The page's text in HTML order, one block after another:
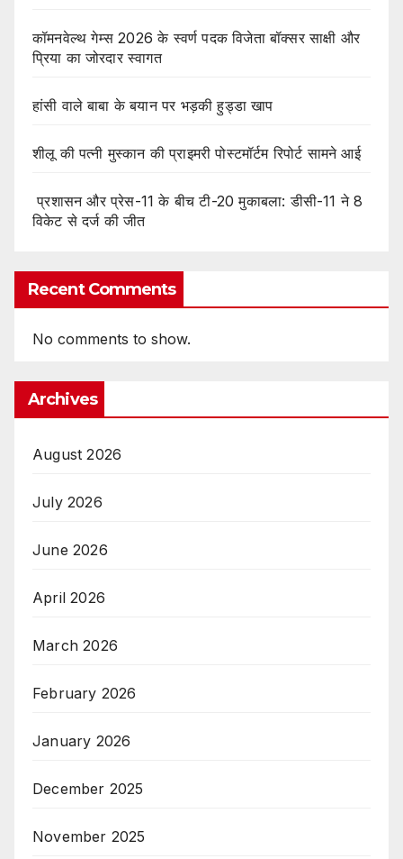
कॉमनवेल्थ गेम्स 2026 के स्वर्ण पदक विजेता बॉक्सर साक्षी और
प्रिया का जोरदार स्वागत
हांसी वाले बाबा के बयान पर भड़की हुड्डा खाप
शीलू की पत्नी मुस्कान की प्राइमरी पोस्टमॉर्टम रिपोर्ट सामने आई
प्रशासन और प्रेस-11 के बीच टी-20 मुकाबला: डीसी-11 ने 8
विकेट से दर्ज की जीत
Recent Comments
No comments to show.
Archives
August 2026
July 2026
June 2026
April 2026
March 2026
February 2026
January 2026
December 2025
November 2025